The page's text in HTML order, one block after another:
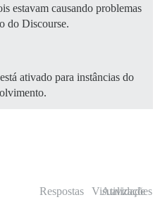
estavam causando problemas
do Discourse.
ativado para instâncias do
Respostas Visualizações
Atividade